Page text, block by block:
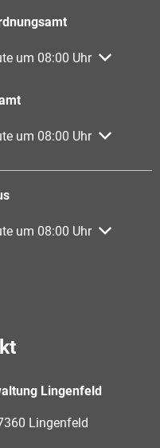
oder Schließzeiten
um 08:00 Uhr
oder Schließzeiten
um 08:00 Uhr
oder Schließzeiten
um 08:00 Uhr
Lingenfeld
Lingenfeld